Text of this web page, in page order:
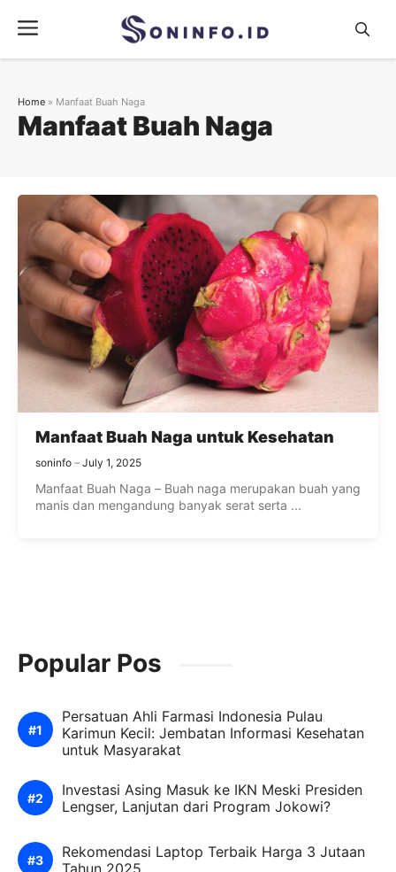
content
Menu
Manfaat Buah Naga
Home » Manfaat Buah Naga
Manfaat Buah Naga untuk Kesehatan
soninfo July 1, 2025
Manfaat Buah Naga – Buah naga merupakan buah yang
manis dan mengandung banyak serat serta ...
Popular Pos
Persatuan Ahli Farmasi Indonesia Pulau
Karimun Kecil: Jembatan Informasi Kesehatan
untuk Masyarakat
Investasi Asing Masuk ke IKN Meski Presiden
Lengser, Lanjutan dari Program Jokowi?
Rekomendasi Laptop Terbaik Harga 3 Jutaan